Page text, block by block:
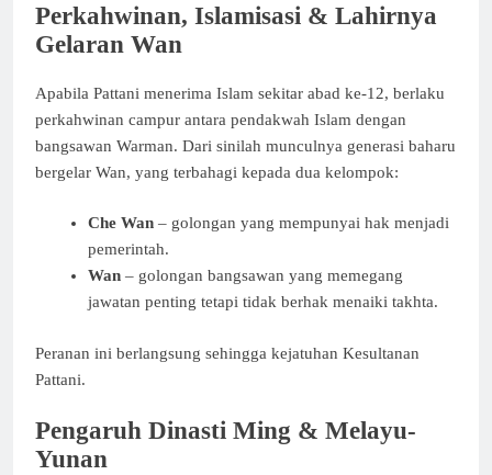
Perkahwinan, Islamisasi & Lahirnya
Gelaran Wan
Apabila Pattani menerima Islam sekitar abad ke-12, berlaku
perkahwinan campur antara pendakwah Islam dengan
bangsawan Warman. Dari sinilah munculnya generasi baharu
bergelar Wan, yang terbahagi kepada dua kelompok:
Che Wan – golongan yang mempunyai hak menjadi
pemerintah.
Wan – golongan bangsawan yang memegang
jawatan penting tetapi tidak berhak menaiki takhta.
Peranan ini berlangsung sehingga kejatuhan Kesultanan
Pattani.
Pengaruh Dinasti Ming & Melayu-
Yunan